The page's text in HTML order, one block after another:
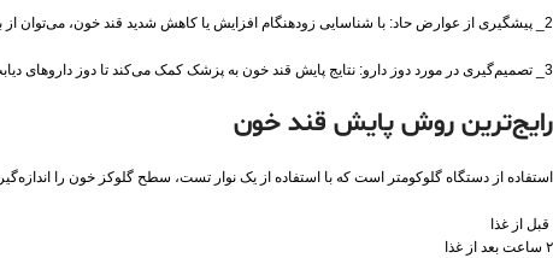
2_ پیشگیری از عوارض حاد: با شناسایی زودهنگام افزایش یا کاهش شدید قند خون، می‌توان از بروز عوارض حاد مانند هیپوگلیسمی (قند خون پایین) و هیپرگلیسمی (قند خون بالا) جلوگیری کرد.
3_ تصمیم‌گیری در مورد دوز دارو: نتایج پایش قند خون به پزشک کمک می‌کند تا دوز داروهای دیابت را تنظیم کند.
رایج‌ترین روش پایش قند خون
استفاده از دستگاه گلوکومتر است که با استفاده از یک نوار تست، سطح گلوکز خون را
قبل از غذا
۲ ساعت بعد از غذا